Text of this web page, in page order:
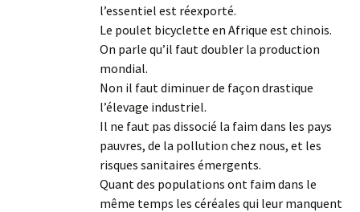
l’essentiel est réexporté.
Le poulet bicyclette en Afrique est chinois.
On parle qu’il faut doubler la production
mondial.
Non il faut diminuer de façon drastique
l’élevage industriel.
Il ne faut pas dissocié la faim dans les pays
pauvres, de la pollution chez nous, et les
risques sanitaires émergents.
Quant des populations ont faim dans le
même temps les céréales qui leur manquent